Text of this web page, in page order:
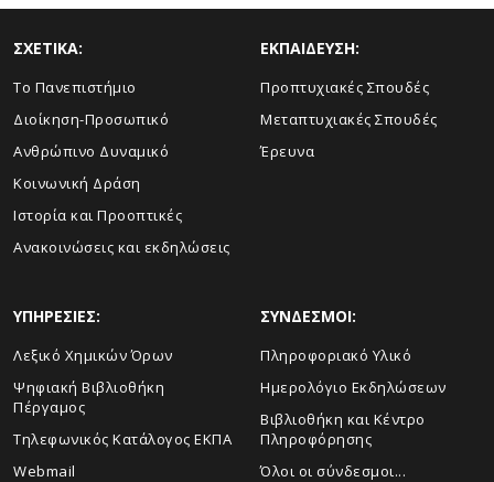
ΣΧΕΤΙΚΑ:
Το Πανεπιστήμιο
Διοίκηση-Προσωπικό
Ανθρώπινο Δυναμικό
Κοινωνική Δράση
Ιστορία και Προοπτικές
Ανακοινώσεις και εκδηλώσεις
ΕΚΠΑΙΔΕΥΣΗ:
Προπτυχιακές Σπουδές
Μεταπτυχιακές Σπουδές
Έρευνα
ΥΠΗΡΕΣΙΕΣ:
Λεξικό Χημικών Όρων
Ψηφιακή Βιβλιοθήκη
Πέργαμος
Τηλεφωνικός Κατάλογος ΕΚΠΑ
Webmail
ΣΥΝΔΕΣΜΟΙ:
Πληροφοριακό Υλικό
Ημερολόγιο Εκδηλώσεων
Βιβλιοθήκη και Κέντρο
Πληροφόρησης
Όλοι οι σύνδεσμοι...